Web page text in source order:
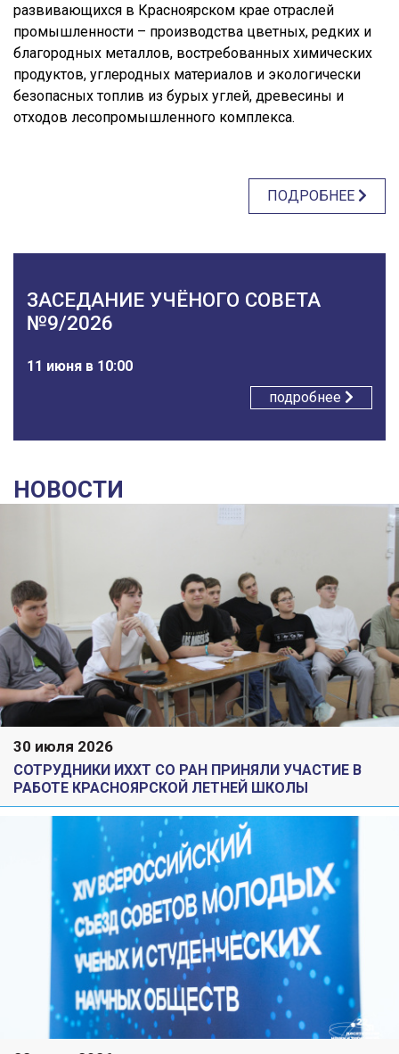
развивающихся в Красноярском крае отраслей
промышленности – производства цветных, редких и
благородных металлов, востребованных химических
продуктов, углеродных материалов и экологически
безопасных топлив из бурых углей, древесины и
отходов лесопромышленного комплекса.
ПОДРОБНЕЕ
ЗАСЕДАНИЕ УЧЁНОГО СОВЕТА
№9/2026
11 июня в 10:00
подробнее
НОВОСТИ
30 июля 2026
СОТРУДНИКИ ИХХТ СО РАН ПРИНЯЛИ УЧАСТИЕ В
РАБОТЕ КРАСНОЯРСКОЙ ЛЕТНЕЙ ШКОЛЫ